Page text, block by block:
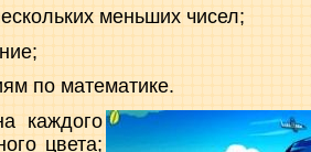
меньших чисел;
по математике.
каждого
цвета;